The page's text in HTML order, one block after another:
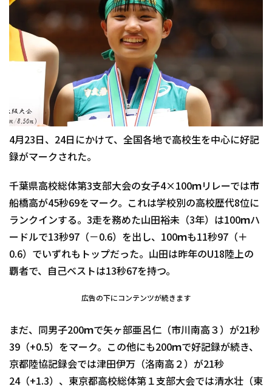
4月23日、24日にかけて、全国各地で高校生を中心に好記
録がマークされた。
千葉県高校総体第3支部大会の女子4×100ｍリレーでは市
船橋高が45秒69をマーク。これは学校別の高校歴代8位に
ランクインする。3走を務めた山田裕未（3年）は100ｍハ
ードルで13秒97（－0.6）を出し、100ｍも11秒97（＋
0.6）でいずれもトップだった。山田は昨年のU18陸上の
覇者で、自己ベストは13秒67を持つ。
広告の下にコンテンツが続きます
まだ、同男子200ｍで矢ヶ部亜呂仁（市川南高３）が21秒
39（+0.5）をマーク。この他にも200ｍで好記録が続き、
京都陸協記録会では津田伊万（洛南高２）が21秒
24（+1.3）、東京都高校総体第１支部大会では清水壮（東